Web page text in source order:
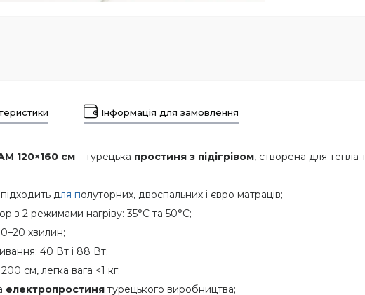
Інформація для замовлення
120×160 см – турецька простиня з підігрівом, створена для тепла
для полуторних, двоспальних і євро матраців;
з 2 режимами нагріву: 35°C та 50°C;
хвилин;
40 Вт і 88 Вт;
см, легка вага <1 кг;
електропростиня турецького виробництва;